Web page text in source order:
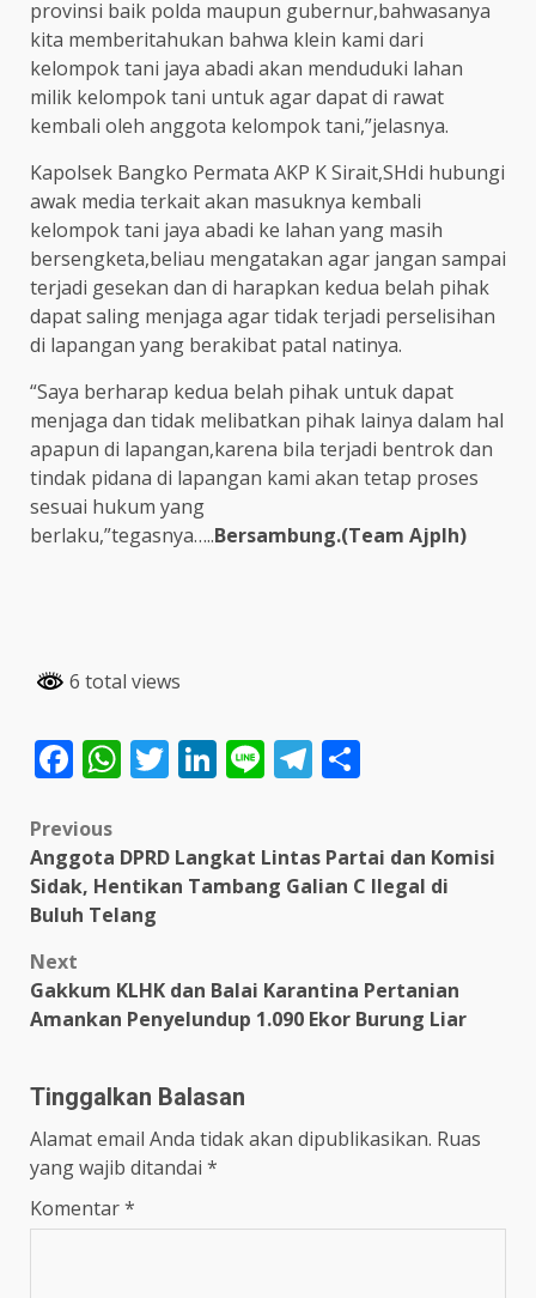
provinsi baik polda maupun gubernur,bahwasanya
kita memberitahukan bahwa klein kami dari
kelompok tani jaya abadi akan menduduki lahan
milik kelompok tani untuk agar dapat di rawat
kembali oleh anggota kelompok tani,”jelasnya.
Kapolsek Bangko Permata AKP K Sirait,SHdi hubungi
awak media terkait akan masuknya kembali
kelompok tani jaya abadi ke lahan yang masih
bersengketa,beliau mengatakan agar jangan sampai
terjadi gesekan dan di harapkan kedua belah pihak
dapat saling menjaga agar tidak terjadi perselisihan
di lapangan yang berakibat patal natinya.
“Saya berharap kedua belah pihak untuk dapat
menjaga dan tidak melibatkan pihak lainya dalam hal
apapun di lapangan,karena bila terjadi bentrok dan
tindak pidana di lapangan kami akan tetap proses
sesuai hukum yang
berlaku,”tegasnya…..Bersambung.(Team Ajplh)
6 total views
Facebook
WhatsApp
Twitter
LinkedIn
LineTelegram
Post
navigation
Previous
Anggota DPRD Langkat Lintas Partai dan Komisi
Sidak, Hentikan Tambang Galian C Ilegal di
Buluh Telang
Next
Gakkum KLHK dan Balai Karantina Pertanian
Amankan Penyelundup 1.090 Ekor Burung Liar
Tinggalkan Balasan
Alamat email Anda tidak akan dipublikasikan. Ruas
yang wajib ditandai *
Komentar*